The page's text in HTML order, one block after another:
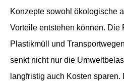
Konzepte sowohl ökologische
Vorteile entstehen können. Die
Plastikmüll und
senkt nicht nur die
langfristig auch Kosten